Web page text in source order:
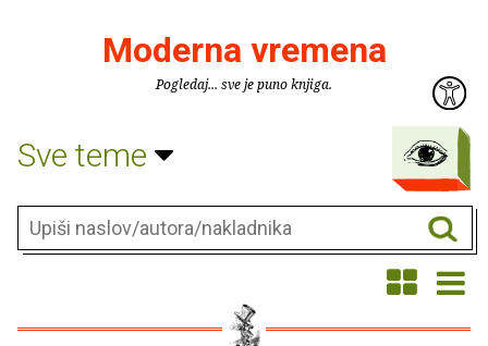
Moderna vremena
Pogledaj... sve je puno knjiga.
Sve teme